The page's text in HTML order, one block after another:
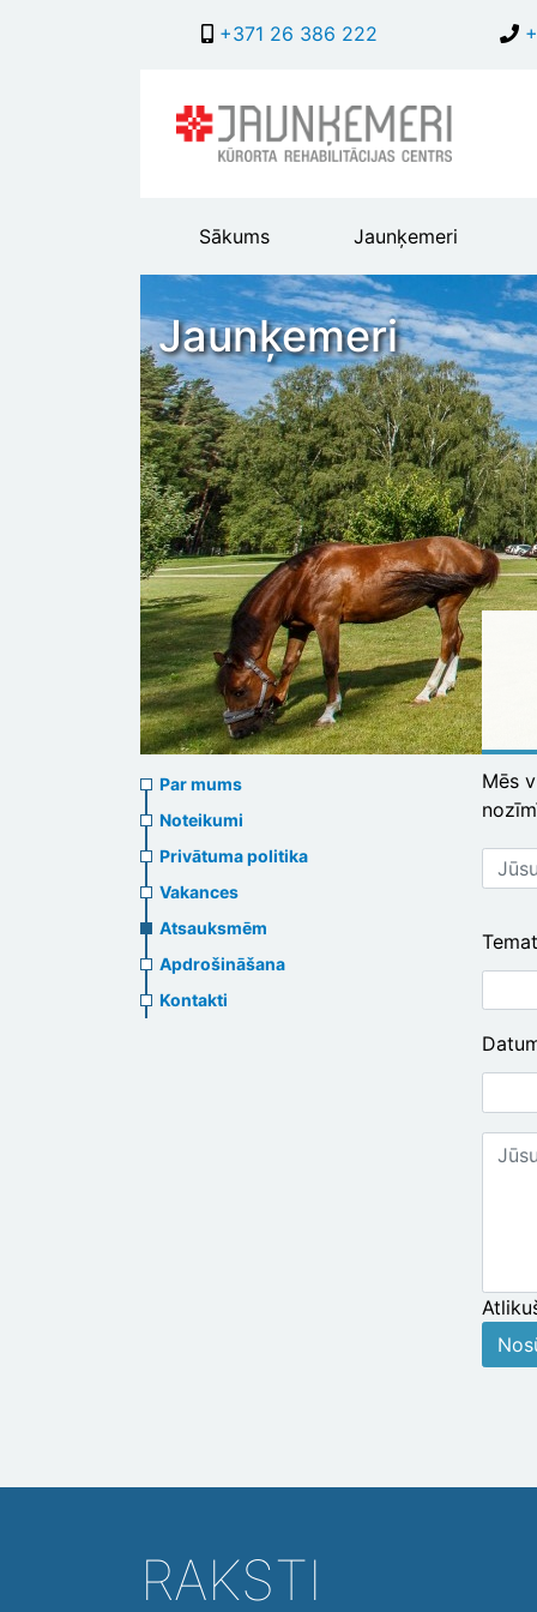
+371 26 386 222
Main
header
menu
Sākums Jaunķemeri
Jaunķemeri
About
us
header
menu
Par mums
Noteikumi
Privātuma politika
Vakances
Atsauksmēm
Apdrošināšana
Kontakti
Mēs
Jūsu
vārds,
Jūsu
RAKSTI